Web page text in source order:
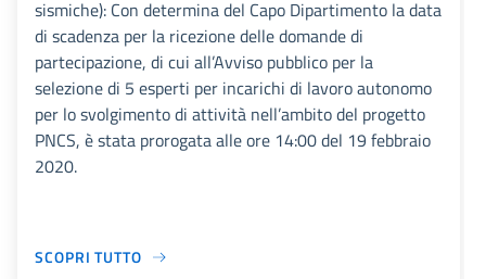
sismiche): Con determina del Capo Dipartimento la data
di scadenza per la ricezione delle domande di
partecipazione, di cui all’Avviso pubblico per la
selezione di 5 esperti per incarichi di lavoro autonomo
per lo svolgimento di attività nell’ambito del progetto
PNCS, è stata prorogata alle ore 14:00 del 19 febbraio
2020.
SCOPRI TUTTO